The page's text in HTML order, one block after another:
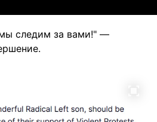
следим за вами!" —